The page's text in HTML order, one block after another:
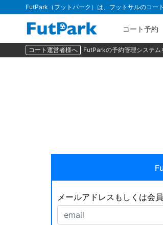
FutPark（フットパーク）は、フットサルのコー
コート予約
コート運営者様へ FutParkの予約管理システム
メールアドレスもしくは会